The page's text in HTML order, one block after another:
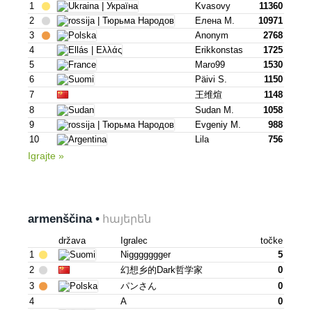
1
Kvasovy
11360
2
Елена М.
10971
3
Anonym
2768
4
Erikkonstas
1725
5
Maro99
1530
6
Päivi S.
1150
7
王维煊
1148
8
Sudan M.
1058
9
Evgeniy M.
988
10
Lila 756
Igrajte »
armenščina • հայերեն
država Igralec
točke
1
Niggggggger
5
2
幻想乡的dark哲学家
0
3
パンさん
0
4
A
0